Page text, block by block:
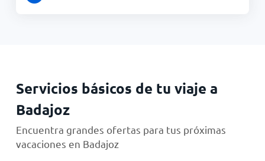
Servicios básicos de tu viaje a
Badajoz
Encuentra grandes ofertas para tus próximas
vacaciones en Badajoz